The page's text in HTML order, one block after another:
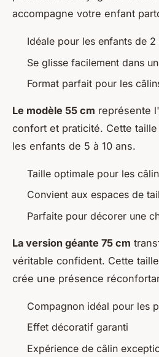
accompagne votre enfant
Idéale pour les enfants de 2
Se glisse facilement dans
Format parfait pour les
Le modèle 55 cm représente
confort et praticité. Cette
les enfants de 5 à 10 ans.
Taille optimale pour les
Convient aux espaces de
Parfaite pour décorer une
La version géante 75 cm
véritable confident. Cette
crée une présence
Compagnon idéal pour les
Effet décoratif garanti
Expérience de câlin